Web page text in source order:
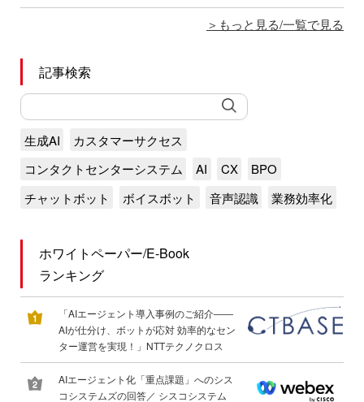
もっと見る/一覧で見る
記事検索
生成AI
カスタマーサクセス
コンタクトセンターシステム
AI CX
BPO
チャットボット
ボイスボット 音声認識 業務効率化
ホワイトペーパー/E-Book
ランキング
「AIエージェント導入事例のご紹介――
AIが仕分け、ボットが応対 効率的なセン
ター運営を実現！」NTTテクノクロス
AIエージェント化「重点課題」へのシス
コシステムズの回答／ シスコシステム